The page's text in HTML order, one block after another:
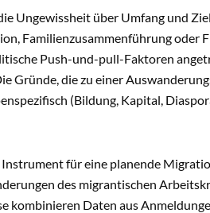
Ungewissheit über Umfang und
Familienzusammenführung oder
Push-und-pull-Faktoren
Gründe, die zu einer
(Bildung, Kapital,
für eine planende
des migrantischen
kombinieren Daten aus